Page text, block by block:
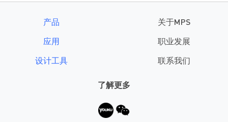
产品
应用
设计工具
关于MPS
职业发展
联系我们
了解更多